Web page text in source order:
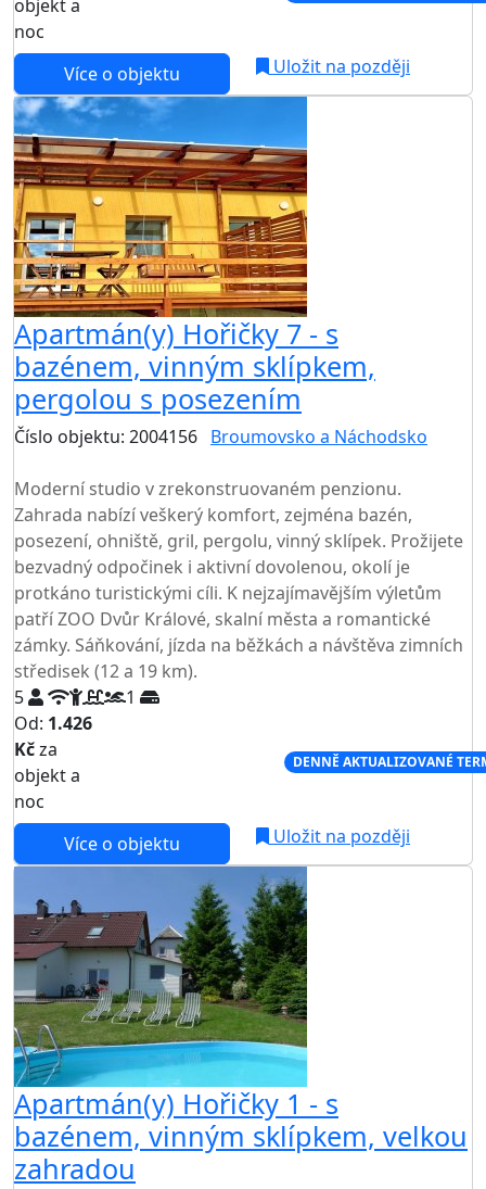
objekt a
noc
Více o objektu Uložit na později
Apartmán(y) Hořičky 7 - s
bazénem, vinným sklípkem,
pergolou s posezením
Číslo objektu: 2004156 Broumovsko a Náchodsko
Moderní studio v zrekonstruovaném penzionu.
Zahrada nabízí veškerý komfort, zejména bazén,
posezení, ohniště, gril, pergolu, vinný sklípek. Prožijete
bezvadný odpočinek i aktivní dovolenou, okolí je
protkáno turistickými cíli. K nejzajímavějším výletům
patří ZOO Dvůr Králové, skalní města a romantické
zámky. Sáňkování, jízda na běžkách a návštěva zimních
středisek (12 a 19 km).
5
1
Od: 1.426
Kčza
objekt a
noc
DENNĚ AKTUALIZOVANÉ
Více o objektu Uložit na později
Apartmán(y) Hořičky 1 - s
bazénem, vinným sklípkem, velkou
zahradou